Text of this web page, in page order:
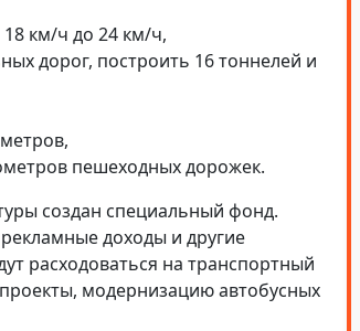
км/ч до 24 км/ч,
дорог, построить 16 тоннелей и
пешеходных дорожек.
создан специальный фонд.
доходы и другие
расходоваться на транспортный
модернизацию автобусных